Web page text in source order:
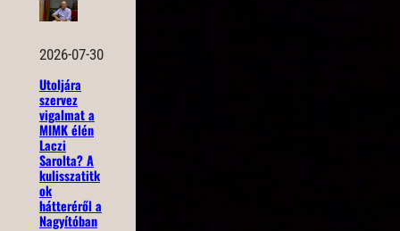
2026-07-30
Utoljára
szervez
vigalmat a
MIMK élén
Laczi
Sarolta? A
kulisszatitk
ok
hátteréről a
Nagyítóban